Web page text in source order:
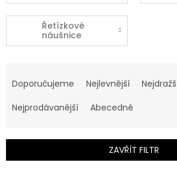
Řetízkové
náušnice
a
e
í
r
Doporučujeme Nejlevnější
Nejprodávanější
Abecedně
ZAVŘÍT FILTR